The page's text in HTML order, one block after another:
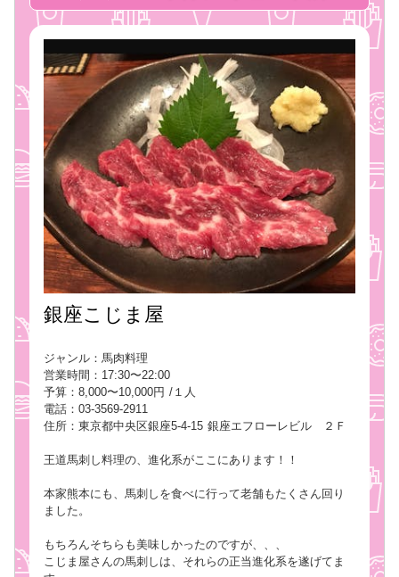
銀座こじま屋
ジャンル：馬肉料理
営業時間：17:30〜22:00
予算：8,000〜10,000円 /１人
電話：03-3569-2911
住所：東京都中央区銀座5-4-15 銀座エフローレビル ２Ｆ
王道馬刺し料理の、進化系がここにあります！！
本家熊本にも、馬刺しを食べに行って老舗もたくさん回り
ました。
もちろんそちらも美味しかったのですが、、、
こじま屋さんの馬刺しは、それらの正当進化系を遂げてま